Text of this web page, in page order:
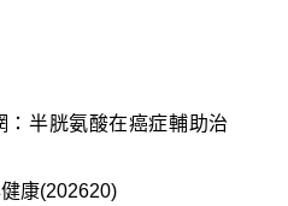
：半胱氨酸在癌症輔助治
康(202620)